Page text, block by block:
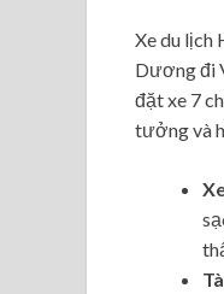
Xe du lịch
Dương đi
đặt xe 7
tưởng và